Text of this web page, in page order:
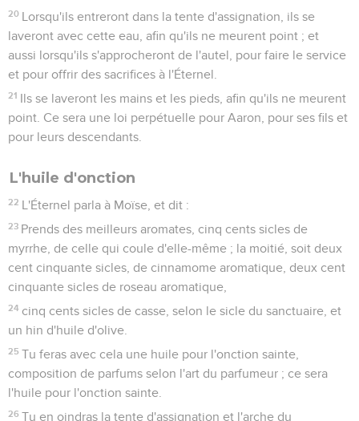
20 Lorsqu'ils entreront dans la tente d'assignation, ils se
laveront avec cette eau, afin qu'ils ne meurent point ; et
aussi lorsqu'ils s'approcheront de l'autel, pour faire le service
et pour offrir des sacrifices à l'Éternel.
21 Ils se laveront les mains et les pieds, afin qu'ils ne meurent
point. Ce sera une loi perpétuelle pour Aaron, pour ses fils et
pour leurs descendants.
L'huile d'onction
22 L'Éternel parla à Moïse, et dit :
23 Prends des meilleurs aromates, cinq cents sicles de
myrrhe, de celle qui coule d'elle-même ; la moitié, soit deux
cent cinquante sicles, de cinnamome aromatique, deux cent
cinquante sicles de roseau aromatique,
24 cinq cents sicles de casse, selon le sicle du sanctuaire, et
un hin d'huile d'olive.
25 Tu feras avec cela une huile pour l'onction sainte,
composition de parfums selon l'art du parfumeur ; ce sera
l'huile pour l'onction sainte.
26 Tu en oindras la tente d'assignation et l'arche du